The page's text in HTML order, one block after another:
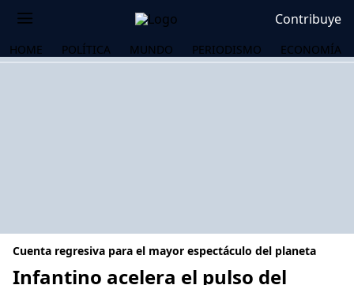
Contribuye
HOME POLÍTICA MUNDO PERIODISMO ECONOMÍA
Cuenta regresiva para el mayor espectáculo del planeta
Infantino acelera el pulso del